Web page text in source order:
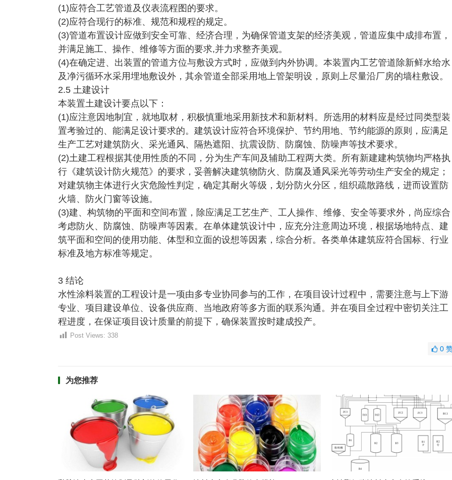
(1)应符合工艺管道及仪表流程图的要求。
(2)应符合现行的标准、规范和规程的规定。
(3)管道布置设计应做到安全可靠、经济合理，为确保管道支架的经济美观，管道应集中成排布置，
并满足施工、操作、维修等方面的要求,并力求整齐美观。
(4)在确定进、出装置的管道方位与敷设方式时，应做到内外协调。本装置内工艺管道除新鲜水给水
及净污循环水采用埋地敷设外，其余管道全部采用地上管架明设，原则上尽量沿厂房的墙柱敷设。
2.5 土建设计
本装置土建设计要点以下：
(1)应注意因地制宜，就地取材，积极慎重地采用新技术和新材料。所选用的材料应是经过同类型装
置考验过的、能满足设计要求的。建筑设计应符合环境保护、节约用地、节约能源的原则，应满足
生产工艺对建筑防火、采光通风、隔热遮阳、抗震设防、防腐蚀、防噪声等技术要求。
(2)土建工程根据其使用性质的不同，分为生产车间及辅助工程两大类。所有新建建构筑物均严格执
行《建筑设计防火规范》的要求，妥善解决建筑物防火、防腐及通风采光等劳动生产安全的规定；
对建筑物主体进行火灾危险性判定，确定其耐火等级，划分防火分区，组织疏散路线，进而设置防
火墙、防火门窗等设施。
(3)建、构筑物的平面和空间布置，除应满足工艺生产、工人操作、维修、安全等要求外，尚应综合
考虑防火、防腐蚀、防噪声等因素。在单体建筑设计中，应充分注意周边环境，根据场地特点、建
筑平面和空间的使用功能、体型和立面的设想等因素，综合分析。各类单体建筑应符合国标、行业
标准及地方标准等规定。
3 结论
水性涂料装置的工程设计是一项由多专业协同参与的工作，在项目设计过程中，需要注意与上下游
专业、项目建设单位、设备供应商、当地政府等多方面的联系沟通。并在项目全过程中密切关注工
程进度，在保证项目设计质量的前提下，确保装置按时建成投产。
Post Views: 338
0
为您推荐